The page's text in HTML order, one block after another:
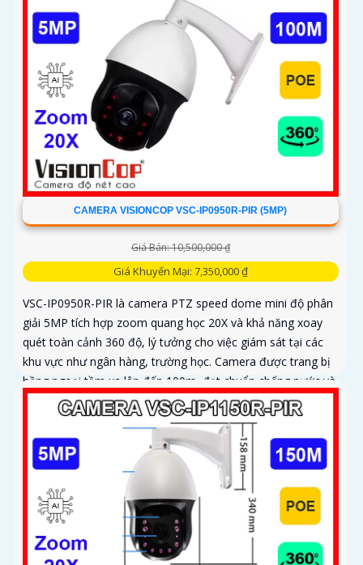
CAMERA VISIONCOP VSC-IP0950R-PIR (5MP)
Giá Bán: 10,500,000 ₫
Giá Khuyến Mại: 7,350,000 ₫
VSC-IP0950R-PIR là camera PTZ speed dome mini độ phân
giải 5MP tích hợp zoom quang học 20X và khả năng xoay
quét toàn cảnh 360 độ, lý tưởng cho việc giám sát tại các
khu vực như ngân hàng, trường học. Camera được trang bị
hồng ngoại tầm xa lên đến 100m, đạt chuẩn chống nước và
bụi IP66 cùng khả năng chống va đập IK10, đảm bảo vận
hành ổn định trong điều kiện môi trường khắc nghiệt